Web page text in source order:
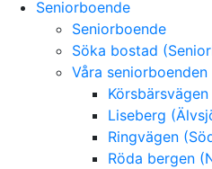
Seniorboende
Seniorboende
Söka bostad
Våra seniorboenden
Liseberg
Ringvägen
Röda bergen